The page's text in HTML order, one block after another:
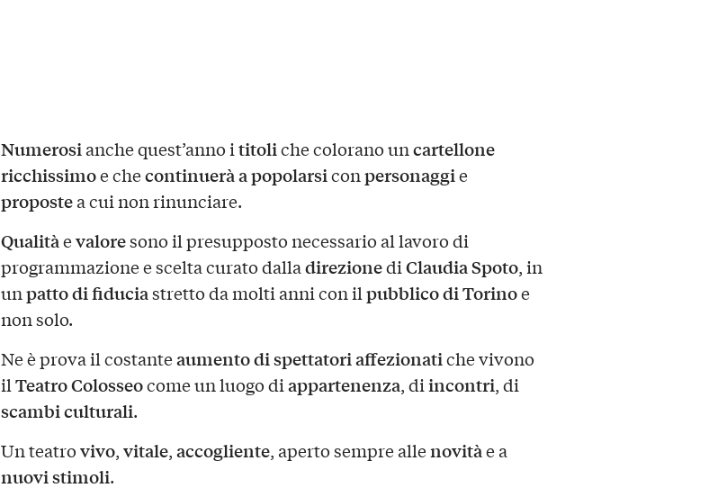
Numerosianche quest’anno ititoliche colorano uncartellone
ricchissimoe checontinuerà a popolarsiconpersonaggie
propostea cui non rinunciare.
Qualitàevaloresono il presupposto necessario al lavoro di
programmazione e scelta curato dalladirezionediClaudia Spoto, in
unpatto di fiduciastretto da molti anni con ilpubblico di Torinoe
non solo.
Ne è prova il costanteaumento di spettatori affezionatiche vivono
ilTeatro Colosseocome un luogo diappartenenza, diincontri, di
scambi culturali.
Un teatrovivo,vitale,accogliente, aperto sempre allenovitàe a
nuovistimoli.